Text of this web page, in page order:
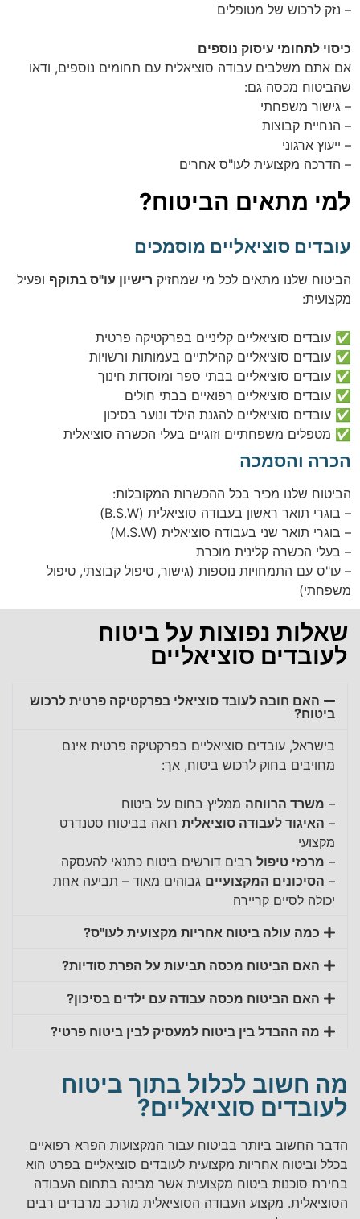
– נזק לרכוש של מטופלים
כיסוי לתחומי עיסוק נוספים
אם אתם משלבים עבודה סוציאלית עם תחומים נוספים, ודאו
שהביטוח מכסה גם:
– גישור משפחתי
– הנחיית קבוצות
– ייעוץ ארגוני
– הדרכה מקצועית לעו"ס אחרים
למי מתאים הביטוח?
עובדים סוציאליים מוסמכים
הביטוח שלנו מתאים לכל מי שמחזיק רישיון עו"ס בתוקף ופעיל
מקצועית:
✅ עובדים סוציאליים קליניים בפרקטיקה פרטית
✅ עובדים סוציאליים קהילתיים בעמותות ורשויות
✅ עובדים סוציאליים בבתי ספר ומוסדות חינוך
✅ עובדים סוציאליים רפואיים בבתי חולים
✅ עובדים סוציאליים להגנת הילד ונוער בסיכון
✅ מטפלים משפחתיים וזוגיים בעלי הכשרה סוציאלית
הכרה והסמכה
הביטוח שלנו מכיר בכל ההכשרות המקובלות:
– בוגרי תואר ראשון בעבודה סוציאלית (B.S.W)
– בוגרי תואר שני בעבודה סוציאלית (M.S.W)
– בעלי הכשרה קלינית מוכרת
– עו"ס עם התמחויות נוספות (גישור, טיפול קבוצתי, טיפול
משפחתי)
שאלות נפוצות על ביטוח
לעובדים סוציאליים
האם חובה לעובד סוציאלי בפרקטיקה פרטית לרכוש
ביטוח?
בישראל, עובדים סוציאליים בפרקטיקה פרטית אינם
מחויבים בחוק לרכוש ביטוח, אך:
– משרד הרווחה ממליץ בחום על ביטוח
– האיגוד לעבודה סוציאלית רואה בביטוח סטנדרט
מקצועי
– מרכזי טיפול רבים דורשים ביטוח כתנאי להעסקה
– הסיכונים המקצועיים גבוהים מאוד – תביעה אחת
יכולה לסיים קריירה
כמה עולה ביטוח אחריות מקצועית לעו"ס?
האם הביטוח מכסה תביעות על הפרת סודיות?
האם הביטוח מכסה עבודה עם ילדים בסיכון?
מה ההבדל בין ביטוח למעסיק לבין ביטוח פרטי?
מה חשוב לכלול בתוך ביטוח
לעובדים סוציאליים?
הדבר החשוב ביותר בביטוח עבור המקצועות הפרא רפואיים
בכלל וביטוח אחריות מקצועית לעובדים סוציאליים בפרט הוא
בחירת סוכנות ביטוח מקצועית אשר מבינה בתחום העבודה
הסוציאלית. מקצוע העבודה הסוציאלית מורכב מרבדים רבים